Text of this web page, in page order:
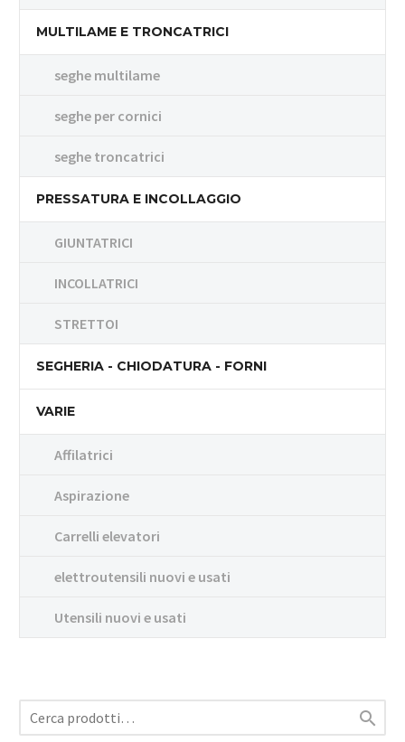
MULTILAME E TRONCATRICI
seghe multilame
seghe per cornici
seghe troncatrici
PRESSATURA E INCOLLAGGIO
GIUNTATRICI
INCOLLATRICI
STRETTOI
SEGHERIA - CHIODATURA - FORNI
VARIE
Affilatrici
Aspirazione
Carrelli elevatori
elettroutensili nuovi e usati
Utensili nuovi e usati
